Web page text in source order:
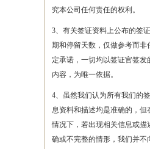
究本公司任何责任的权利。
3、有关签证资料上公布的签
期和停留天数，仅做参考而非
定承诺，一切均以签证官签发
内容，为唯一依据。
4、虽然我们认为所有我们的
息资料和描述均是准确的，但
情况下，若出现相关信息或描
确或不完整的情形，我们并不